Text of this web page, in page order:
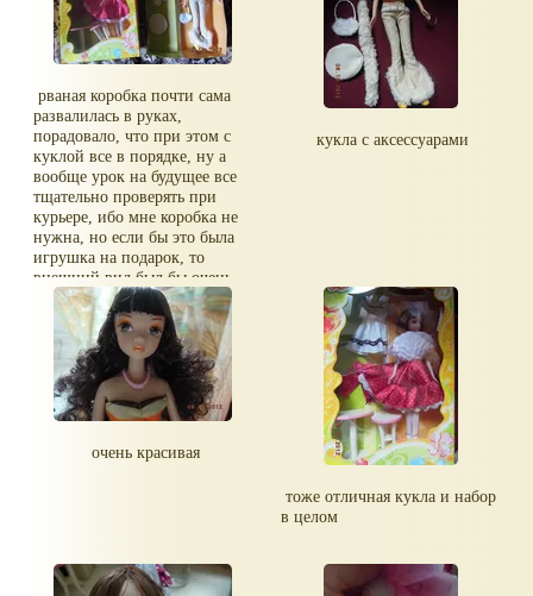
рваная коробка почти сама
развалилась в руках,
порадовало, что при этом с
куклой все в порядке, ну а
вообще урок на будущее все
тщательно проверять при
курьере, ибо мне коробка не
нужна, но если бы это была
игрушка на подарок, то
внешний вид был бы очень
важен
кукла с аксессуарами
очень красивая
тоже отличная кукла и набор
в целом